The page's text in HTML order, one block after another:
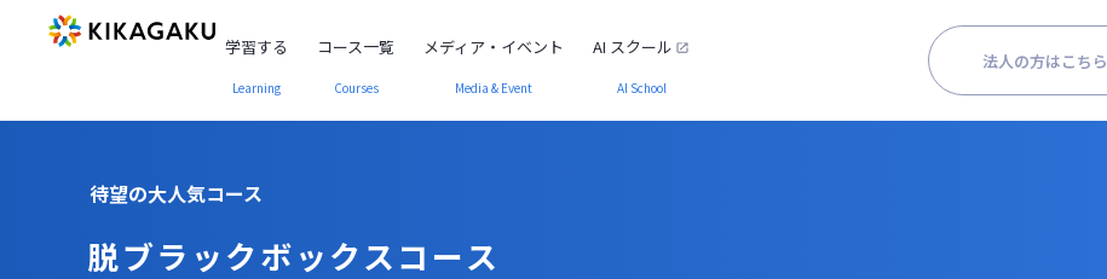
学習する
Learning
コース一覧
Courses
メディア・イベント
Media & Event
AI スクール
AI School
法人の方はこちら
待望の大人気コース
脱ブラックボックスコース
キカガク | AI・機械学習を学ぶ動画学習プラットフォーム AIプログラミングスクール